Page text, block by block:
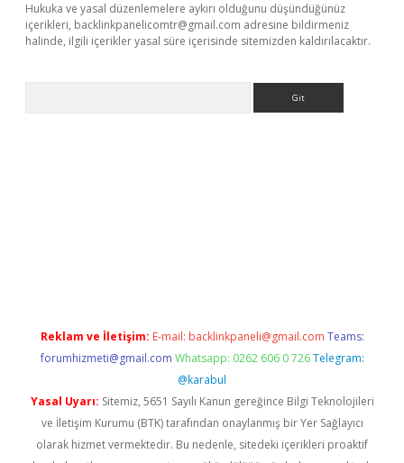
Hukuka ve yasal düzenlemelere aykırı olduğunu düşündüğünüz
içerikleri, backlinkpanelicomtr@gmail.com adresine bildirmeniz
halinde, ilgili içerikler yasal süre içerisinde sitemizden kaldırılacaktır.
Reklam ve İletişim: E-mail: backlinkpaneli@gmail.com Teams:
forumhizmeti@gmail.com Whatsapp: 0262 606 0 726 Telegram:
@karabul
Yasal Uyarı: Sitemiz, 5651 Sayılı Kanun gereğince Bilgi Teknolojileri
ve İletişim Kurumu (BTK) tarafından onaylanmış bir Yer Sağlayıcı
olarak hizmet vermektedir. Bu nedenle, sitedeki içerikleri proaktif